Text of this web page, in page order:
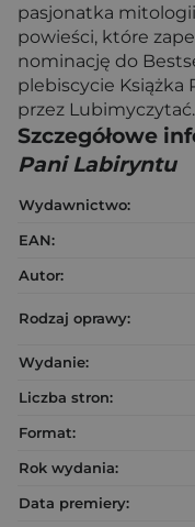
pasjonatka
powieści, które
nominację do
plebiscycie Książka
przez
Szczegółowe
Pani Labiryntu
Wydawnictwo:
EAN:
Autor:
Rodzaj oprawy:
Wydanie:
Liczba stron:
Format:
Rok wydania:
Data premiery: